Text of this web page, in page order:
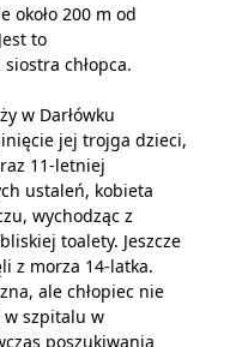
około 200 m od
to
chłopca.
w Darłówku
jej trojga dzieci,
11-letniej
ustaleń, kobieta
wychodząc z
toalety. Jeszcze
z morza 14-latka.
ale chłopiec nie
w szpitalu w
poszukiwania